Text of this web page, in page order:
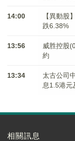
14:00
【異動股
跌6.38%
13:56
威胜控股
約
13:34
太古公司
息1.5港元
相關訊息